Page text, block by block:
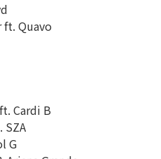
Quavo
Cardi B
SZA
G